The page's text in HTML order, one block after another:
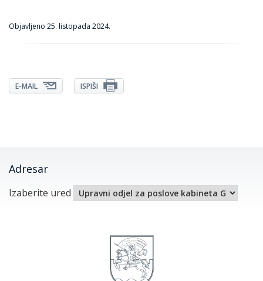
Objavljeno 25. listopada 2024.
E-MAIL ISPIŠI
Adresar
Izaberite ured